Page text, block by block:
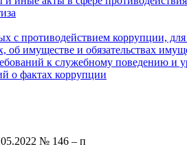
с противодействием коррупции, для
об имуществе и обязательствах
к служебному поведению и
о фактах коррупции
№ 146 – п